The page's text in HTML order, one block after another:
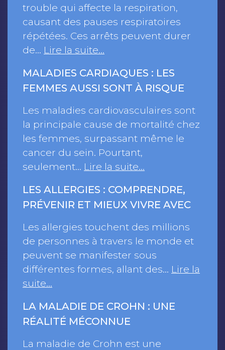
trouble qui affecte la respiration,
causant des pauses respiratoires
répétées. Ces arrêts peuvent durer
de… Lire la suite…
MALADIES CARDIAQUES : LES
FEMMES AUSSI SONT À RISQUE
Les maladies cardiovasculaires sont
la principale cause de mortalité chez
les femmes, surpassant même le
cancer du sein. Pourtant,
seulement… Lire la suite…
LES ALLERGIES : COMPRENDRE,
PRÉVENIR ET MIEUX VIVRE AVEC
Les allergies touchent des millions
de personnes à travers le monde et
peuvent se manifester sous
différentes formes, allant des… Lire la
suite…
LA MALADIE DE CROHN : UNE
RÉALITÉ MÉCONNUE
La maladie de Crohn est une